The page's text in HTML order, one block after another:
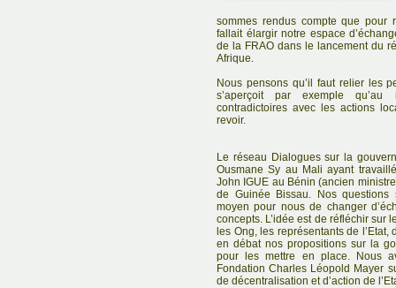
sommes rendus compte que pour
fallait élargir notre espace
de la FRAO dans le lancement du
Afrique.
Nous pensons qu’il faut relier les
s’aperçoit par exemple
contradictoires avec les actions
revoir.
Le réseau Dialogues sur la
Ousmane Sy au Mali ayant
John IGUE au Bénin (ancien
de Guinée Bissau. Nos
moyen pour nous de changer
concepts. L’idée est de réfléchir sur
les Ong, les représentants de
en débat nos propositions sur la
pour les mettre en place. Nous
Fondation Charles Léopold Mayer
de décentralisation et d’action de